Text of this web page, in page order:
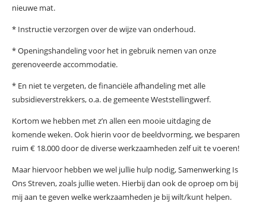
nieuwe mat.
* Instructie verzorgen over de wijze van onderhoud.
* Openingshandeling voor het in gebruik nemen van onze
gerenoveerde accommodatie.
* En niet te vergeten, de financiële afhandeling met alle
subsidieverstrekkers, o.a. de gemeente Weststellingwerf.
Kortom we hebben met z’n allen een mooie uitdaging de
komende weken. Ook hierin voor de beeldvorming, we besparen
ruim € 18.000 door de diverse werkzaamheden zelf uit te voeren!
Maar hiervoor hebben we wel jullie hulp nodig, Samenwerking Is
Ons Streven, zoals jullie weten. Hierbij dan ook de oproep om bij
mij aan te geven welke werkzaamheden je bij wilt/kunt helpen.